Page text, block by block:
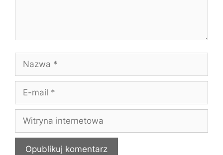
Nazwa
Witryna
internetowa